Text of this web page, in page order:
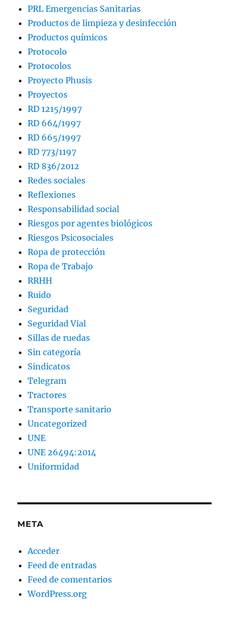
PRL Emergencias Sanitarias
Productos de limpieza y desinfección
Productos químicos
Protocolo
Protocolos
Proyecto Phusis
Proyectos
RD 1215/1997
RD 664/1997
RD 665/1997
RD 773/1197
RD 836/2012
Redes sociales
Reflexiones
Responsabilidad social
Riesgos por agentes biológicos
Riesgos Psicosociales
Ropa de protección
Ropa de Trabajo
RRHH
Ruido
Seguridad
Seguridad Vial
Sillas de ruedas
Sin categoría
Sindicatos
Telegram
Tractores
Transporte sanitario
Uncategorized
UNE
UNE 26494:2014
Uniformidad
META
Acceder
Feed de entradas
Feed de comentarios
WordPress.org